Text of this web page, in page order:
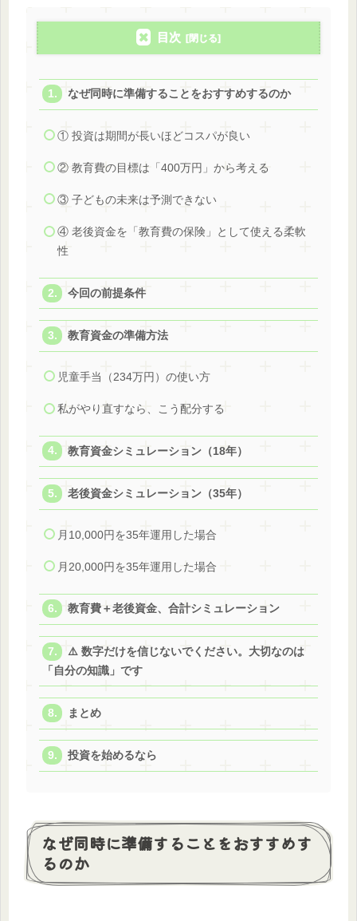
目次
なぜ同時に準備することをおすすめするのか
① 投資は期間が長いほどコスパが良い
② 教育費の目標は「400万円」から考える
③ 子どもの未来は予測できない
④ 老後資金を「教育費の保険」として使える柔軟
性
今回の前提条件
教育資金の準備方法
児童手当（234万円）の使い方
私がやり直すなら、こう配分する
教育資金シミュレーション（18年）
老後資金シミュレーション（35年）
月10,000円を35年運用した場合
月20,000円を35年運用した場合
教育費＋老後資金、合計シミュレーション
⚠️ 数字だけを信じないでください。大切なのは
「自分の知識」です
まとめ
投資を始めるなら
なぜ同時に準備することをおすすめす
るのか